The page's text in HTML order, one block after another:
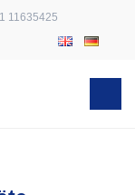
11635425